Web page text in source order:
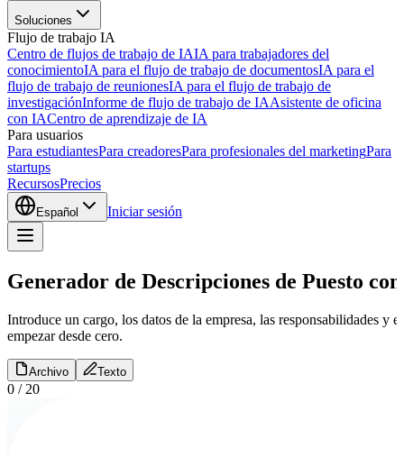
Soluciones
Flujo de trabajo IA
Centro de flujos de trabajo de IAIA para trabajadores del
conocimientoIA para el flujo de trabajo de documentosIA para el
flujo de trabajo de reunionesIA para el flujo de trabajo de
investigaciónInforme de flujo de trabajo de IAAsistente de oficina
con IACentro de aprendizaje de IA
Para usuarios
Para estudiantesPara creadoresPara profesionales del marketingPara
startups
RecursosPrecios
Español Iniciar sesión
Generador de Descripciones de Puesto
Introduce un cargo, los datos de la empresa, las responsabilidades y
empezar desde cero.
Archivo Texto
0 / 20